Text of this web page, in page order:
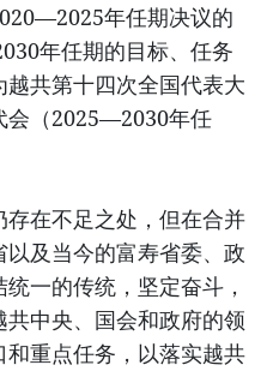
年任期决议的
年任期的目标、任务
共第十四次全国代表大
会（2025—2030年任
在不足之处，但在合并
及当今的富寿省委、政
一的传统，坚定奋斗，
中央、国会和政府的领
重点任务，以落实越共